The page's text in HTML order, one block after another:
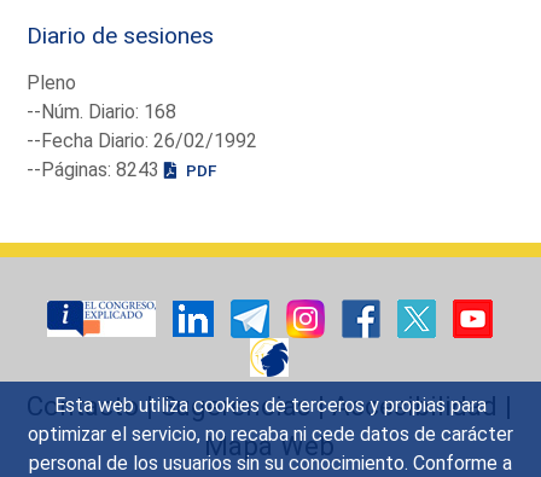
Esta web utiliza cookies de terceros y propias para
optimizar el servicio, no recaba ni cede datos de carácter
personal de los usuarios sin su conocimiento. Conforme a
Diario de sesiones
Pleno
--Núm. Diario: 168
--Fecha Diario: 26/02/1992
--Páginas: 8243
PDF
Contacto|Sugerencias|Accesibilidad |
Mapa Web